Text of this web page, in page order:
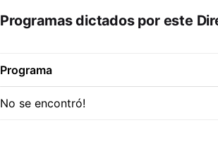
Programas dictados por este
Programa
No se encontró!